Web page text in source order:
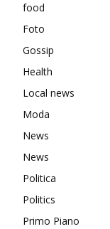
food
Foto
Gossip
Health
Local news
Moda
News
News
Politica
Politics
Primo Piano